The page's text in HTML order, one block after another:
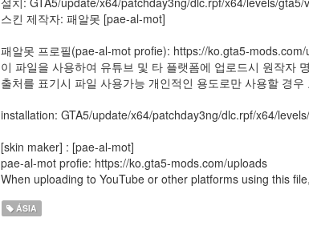
스킨 제작자: 패알못 [pae-al-mot]
패알못 프로필(pae-al-mot profie): https://ko.gta5-
이 파일을 사용하여 유튜브 및 타 플랫폼에 업로드시 원작자
출처를 표기시 파일 사용가능 개인적인 용도로만 사용할 경우
installation: GTA5/update/x64/patchday3ng/dlc.rpf/x64/
[skin maker] : [pae-al-mot]
pae-al-mot profie: https://ko.gta5-mods.com/uploads
When uploading to YouTube or other platforms using this
ÁSIA